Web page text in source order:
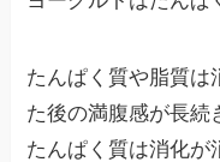
たんぱく質や脂質は
た後の満腹感が長続
たんぱく質は消化が